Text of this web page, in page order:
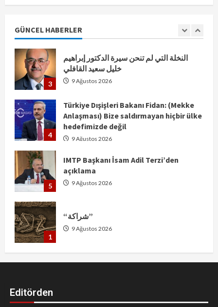
GÜNCEL HABERLER
2
3
النخلة التي لم تنحن سيرة الدكتور إبراهيم
خليل سعيد القافلي
9 Ağustos 2026
4
Türkiye Dışişleri Bakanı Fidan: (Mekke
Anlaşması) Bize saldırmayan hiçbir ülke
hedefimizde değil
9 Ağustos 2026
5
IMTP Başkanı İsam Adil Terzi’den
açıklama
9 Ağustos 2026
1
“شراكة”
9 Ağustos 2026
Editörden